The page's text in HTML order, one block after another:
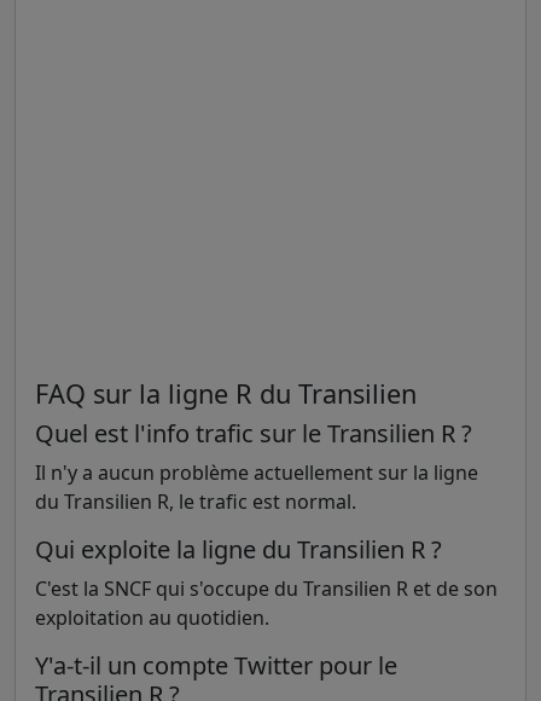
FAQ sur la ligne R du Transilien
Quel est l'info trafic sur le Transilien R ?
Il n'y a aucun problème actuellement sur la ligne
du Transilien R, le trafic est normal.
Qui exploite la ligne du Transilien R ?
C'est la SNCF qui s'occupe du Transilien R et de son
exploitation au quotidien.
Y'a-t-il un compte Twitter pour le
Transilien R ?